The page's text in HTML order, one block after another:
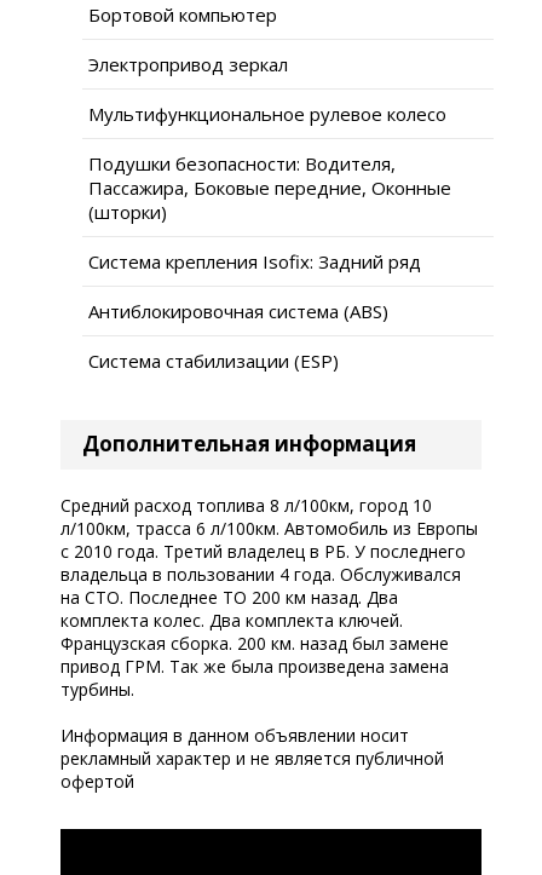
Бортовой компьютер
Электропривод зеркал
Мультифункциональное рулевое колесо
Подушки безопасности: Водителя,
Пассажира, Боковые передние, Оконные
(шторки)
Система крепления Isofix: Задний ряд
Антиблокировочная система (ABS)
Система стабилизации (ESP)
Дополнительная информация
Средний расход топлива 8 л/100км, город 10
л/100км, трасса 6 л/100км. Автомобиль из Европы
с 2010 года. Третий владелец в РБ. У последнего
владельца в пользовании 4 года. Обслуживался
на СТО. Последнее ТО 200 км назад. Два
комплекта колес. Два комплекта ключей.
Французская сборка. 200 км. назад был замене
привод ГРМ. Так же была произведена замена
турбины.
Информация в данном объявлении носит
рекламный характер и не является публичной
офертой